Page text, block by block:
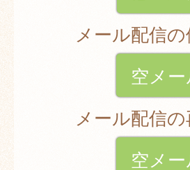
メール配信
空メ
メール配信
空メ